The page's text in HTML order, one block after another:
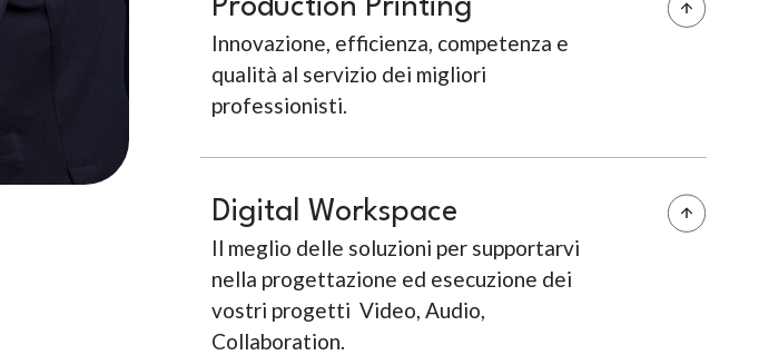
Production Printing
Innovazione, efficienza, competenza e
qualità al servizio dei migliori
professionisti.
Digital Workspace
Il meglio delle soluzioni per supportarvi
nella progettazione ed esecuzione dei
vostri progetti Video, Audio,
Collaboration.